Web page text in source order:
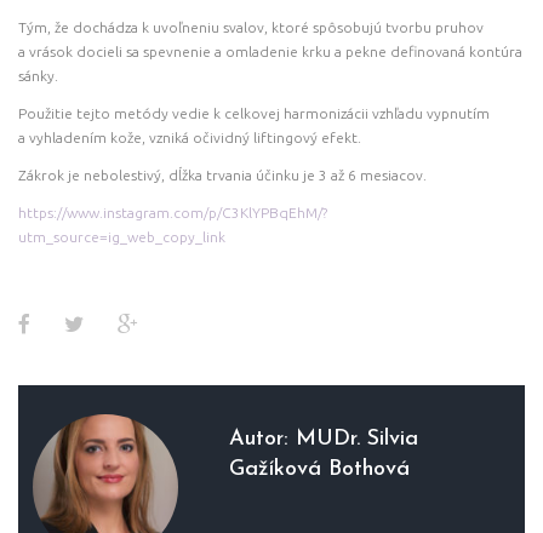
Tým, že dochádza k uvoľneniu svalov, ktoré spôsobujú tvorbu pruhov
a vrások docieli sa spevnenie a omladenie krku a pekne definovaná kontúra
sánky.
Použitie tejto metódy vedie k celkovej harmonizácii vzhľadu vypnutím
a vyhladením kože, vzniká očividný liftingový efekt.
Zákrok je nebolestivý, dĺžka trvania účinku je 3 až 6 mesiacov.
https://www.instagram.com/p/C3KlYPBqEhM/?
utm_source=ig_web_copy_link
Facebook
TwitterGoogle+
Autor: MUDr. Silvia
Gažíková Bothová